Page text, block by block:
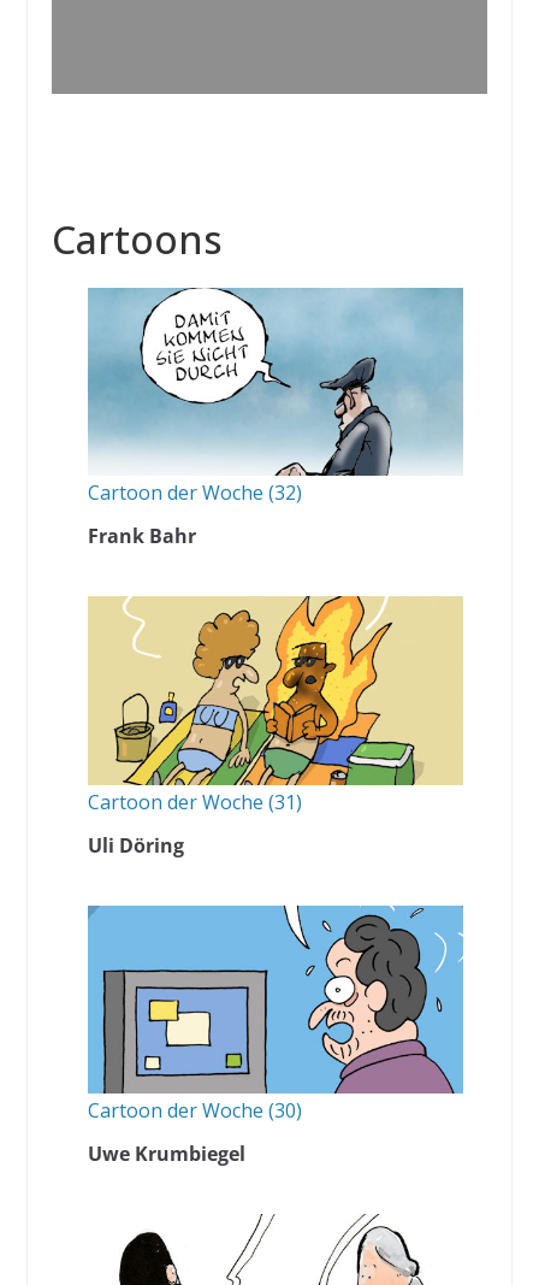
Cartoons
Cartoon der Woche (32)
Frank Bahr
Cartoon der Woche (31)
Uli Döring
Cartoon der Woche (30)
Uwe Krumbiegel